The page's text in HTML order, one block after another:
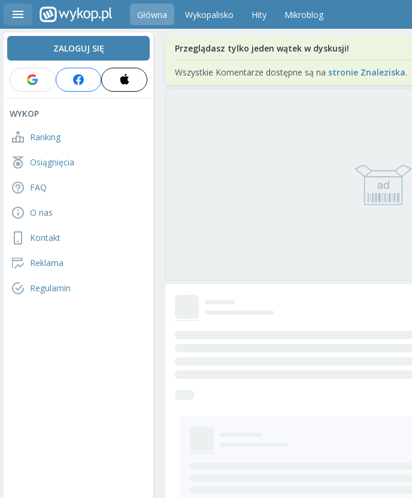
Główna Wykopalisko Hity Mikroblog
ZALOGUJ SIĘ
WYKOP
Ranking
Osiągnięcia
FAQ
O nas
Kontakt
Reklama
Regulamin
Przeglądasz tylko jeden wątek w dyskusji!
Wszystkie Komentarze dostępne są na stronie Znaleziska.